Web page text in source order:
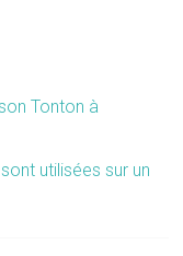
Tonton à
utilisées sur un